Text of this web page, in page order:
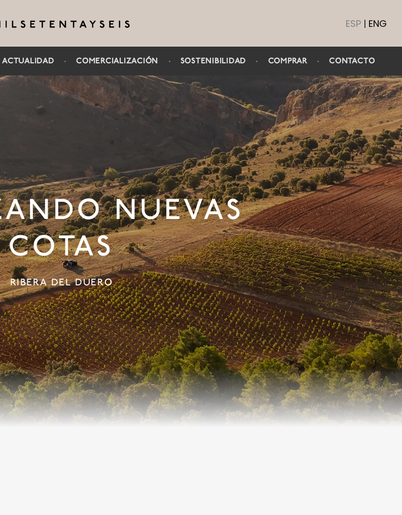
ESP | ENG
ACTUALIDAD ·COMERCIALIZACIÓN · SOSTENIBILIDAD · COMPRAR·CONTACTO
NUEVAS
COTAS
RIBERA DEL DUERO